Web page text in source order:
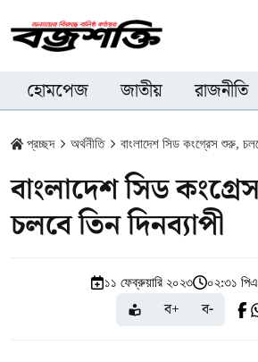
হোমপেজ জাতীয় রাজনীতি
প্রচ্ছদ অর্থনীতি বাংলাদেশ সিড কংগ্রেস শুরু,
বাংলাদেশ সিড
চলবে তিন দিনব্যাপী
১১ ফেব্রুয়ারি ২০২৩ ০২:৩১
ব+ ব-